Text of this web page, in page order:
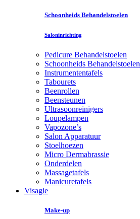
Schoonheids Behandelstoelen
Saloninrichting
Pedicure Behandelstoelen
Schoonheids Behandelstoelen
Instrumententafels
Tabourets
Beenrollen
Beensteunen
Ultrasoonreinigers
Loupelampen
Vapozone’s
Salon Apparatuur
Stoelhoezen
Micro Dermabrassie
Onderdelen
Massagetafels
Manicuretafels
Visagie
Make-up